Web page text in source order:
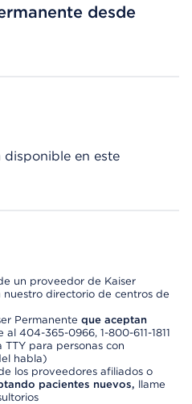
desde
disponible en este
un proveedor de Kaiser
nuestro directorio de centros de
Permanente que aceptan
al 404-365-0966, 1-800-611-1811
TTY para personas con
habla)
los proveedores afiliados o
pacientes nuevos, llame